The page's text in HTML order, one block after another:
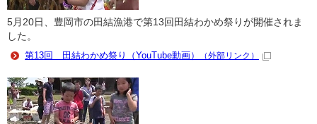
5月20日、豊岡市の田結漁港で第13回田結わかめ祭りが開催されま
した。
第13回 田結わかめ祭り（YouTube動画）
（外部リンク）